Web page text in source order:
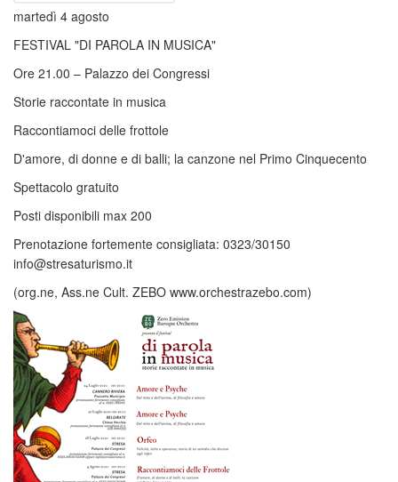
martedì 4 agosto
FESTIVAL "DI PAROLA IN MUSICA"
Ore 21.00 – Palazzo dei Congressi
Storie raccontate in musica
Raccontiamoci delle frottole
D'amore, di donne e di balli; la canzone nel Primo Cinquecento
Spettacolo gratuito
Posti disponibili max 200
Prenotazione fortemente consigliata: 0323/30150
info@stresaturismo.it
(org.ne, Ass.ne Cult. ZEBO www.orchestrazebo.com)